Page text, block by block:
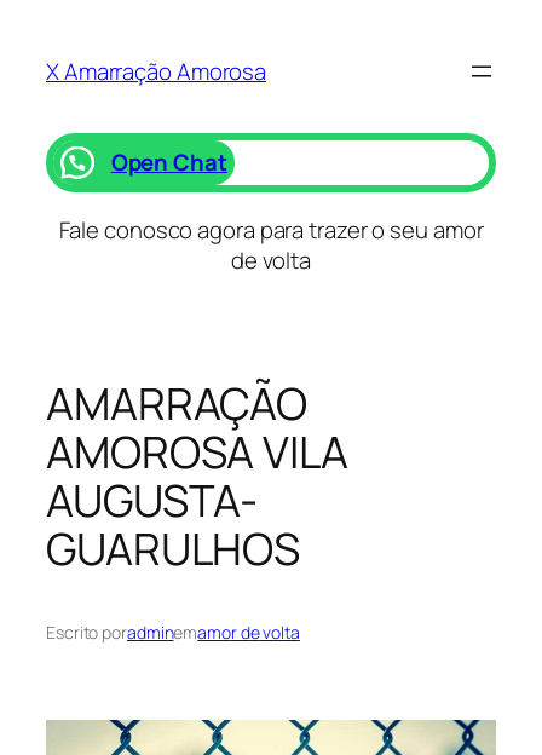
X Amarração Amorosa
Open Chat
Fale conosco agora para trazer o seu amor
de volta
AMARRAÇÃO
AMOROSA VILA
AUGUSTA-
GUARULHOS
Escrito poradminemamor de volta